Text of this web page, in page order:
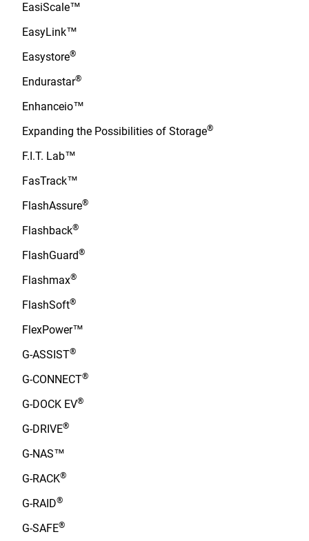
EasiScale™
EasyLink™
Easystore®
Endurastar®
Enhanceio™
Expanding the Possibilities of Storage®
F.I.T. Lab™
FasTrack™
FlashAssure®
Flashback®
FlashGuard®
Flashmax®
FlashSoft®
FlexPower™
G-ASSIST®
G-CONNECT®
G-DOCK EV®
G-DRIVE®
G-NAS™
G-RACK®
G-RAID®
G-SAFE®